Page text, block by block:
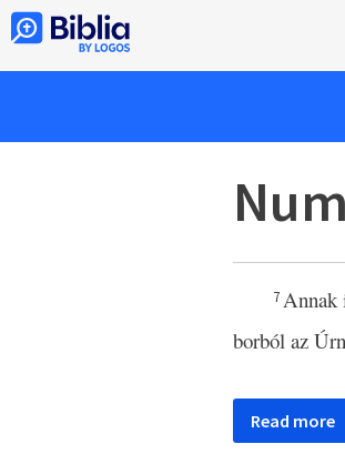
7Annak
borból az
Read more